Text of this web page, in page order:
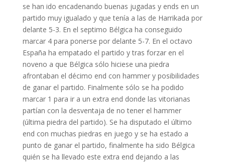
se han ido encadenando buenas jugadas y ends en un
partido muy igualado y que tenía a las de Harrikada por
delante 5-3. En el septimo Bélgica ha conseguido
marcar 4 para ponerse por delante 5-7. En el octavo
España ha empatado el partido y tras forzar en el
noveno a que Bélgica sólo hiciese una piedra
afrontaban el décimo end con hammer y posibilidades
de ganar el partido. Finalmente sólo se ha podido
marcar 1 para ir a un extra end donde las vitorianas
partían con la desventaja de no tener el hammer
(última piedra del partido). Se ha disputado el último
end con muchas piedras en juego y se ha estado a
punto de ganar el partido, finalmente ha sido Bélgica
quién se ha llevado este extra end dejando a las